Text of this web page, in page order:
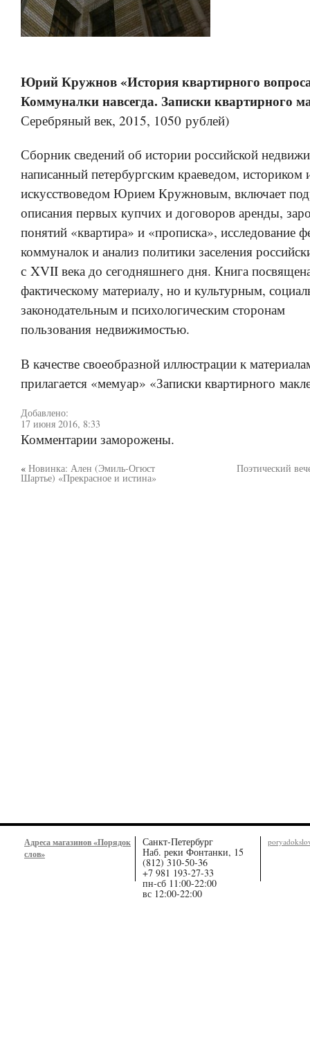
Юрий Кружнов «История квартирного
Коммуналки навсегда. Записки квартирного
Серебряный век, 2015, 1050 рублей)
Сборник сведений об истории российской
написанный петербургским краеведом, историком
искусствоведом Юрием Кружновым, включает
описания первых купчих и договоров аренды,
понятий «квартира» и «прописка», исследование
коммуналок и анализ политики заселения
с XVII века до сегодняшнего дня. Книга
фактическому материалу, но и культурным,
законодательным и психологическим сторонам
пользования недвижимостью.
В качестве своеобразной иллюстрации к
прилагается «мемуар» «Записки квартирного
Добавлено:
17 июня 2016, 8:33
Комментарии заморожены.
« Новинка: Ален (Эмиль-Огюст
Шартье) «Прекрасное и истина»
Поэтический
Адреса магазинов «Порядок
слов»
Санкт-Петербург
Наб. реки Фонтанки, 15
(812) 310-50-36
+7 981 193-27-33
пн-сб 11:00-22:00
вс 12:00-22:00